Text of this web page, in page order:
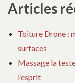
Articles
Toiture Drone :
surfaces
Massage la
l’esprit